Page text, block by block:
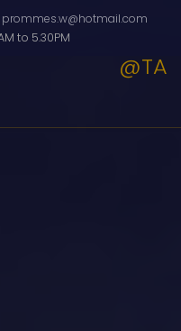
prommes.w@hotmail.com
to 5.30PM
@TA